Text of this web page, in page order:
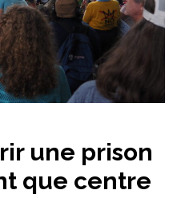
une prison
que centre